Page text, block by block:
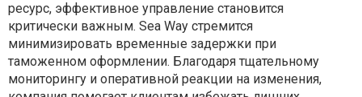
ресурс, эффективное управление становится
критически важным. Sea Way стремится
минимизировать временные задержки при
таможенном оформлении. Благодаря тщательному
мониторингу и оперативной реакции на изменения,